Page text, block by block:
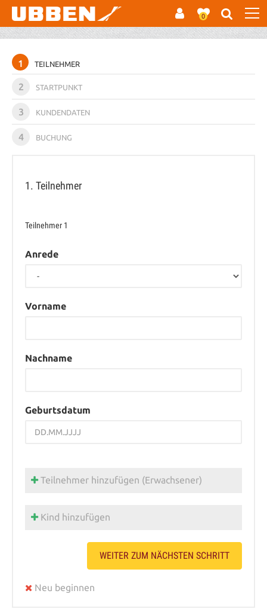
0
1 TEILNEHMER
2 STARTPUNKT
3 KUNDENDATEN
4 BUCHUNG
1. Teilnehmer
Teilnehmer 1
Anrede
Vorname
Nachname
Geburtsdatum
Teilnehmer hinzufügen (Erwachsener)
Kind hinzufügen
WEITER ZUM NÄCHSTEN SCHRITT
Neu beginnen